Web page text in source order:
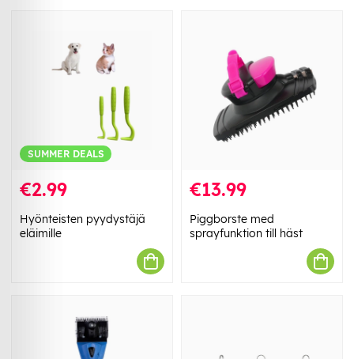
SUMMER DEALS
€2.99
Hyönteisten pyydystäjä
eläimille
€13.99
Piggborste med
sprayfunktion till häst